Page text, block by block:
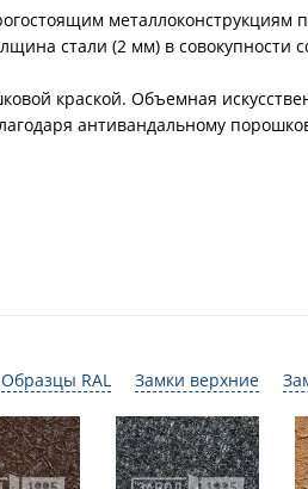
металлоконструкциям
стали (2 мм) в
краской. Объемная
антивандальному
Образцы RAL Замки верхние